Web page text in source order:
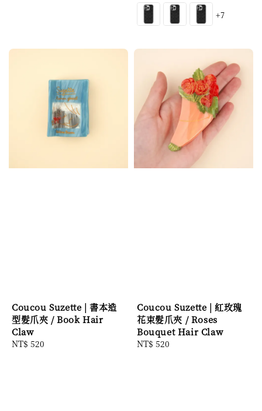
+7
Coucou Suzette | 書本造
型髮爪夾 / Book Hair
Claw
Regular
NT$ 520
Coucou Suzette | 紅玫瑰
花束髮爪夾 / Roses
Bouquet Hair Claw
Regular
NT$ 520